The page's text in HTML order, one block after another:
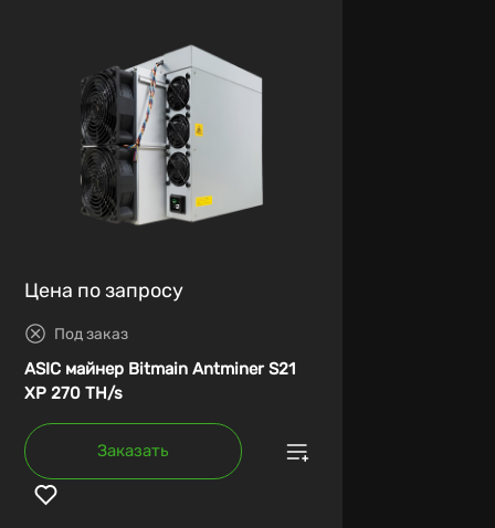
Цена по запросу
Под заказ
ASIC майнер Bitmain Antminer S21
XP 270 TH/s
Заказать